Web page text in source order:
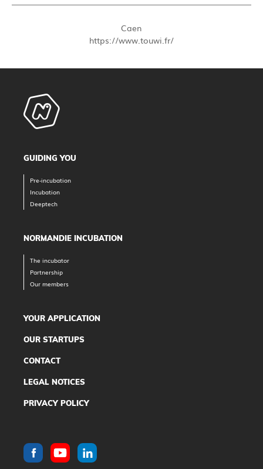
Caen
https://www.touwi.fr/
GUIDING YOU
Pre-incubation
Incubation
Deeptech
NORMANDIE INCUBATION
The incubator
Partnership
Our members
YOUR APPLICATION
OUR STARTUPS
CONTACT
LEGAL NOTICES
PRIVACY POLICY